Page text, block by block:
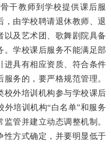
干教师到学校提供课后服
，由学校聘请退休教师、退
以及艺术团、歌舞剧院具备
。学校课后服务不能满足部
进具有相应资质、符合条件
务的，要严格规范管理。
校外培训机构参与学校课后
外培训机构“白名单”和服务
管并建立动态调整机制。
性方式确定，并要明显低于